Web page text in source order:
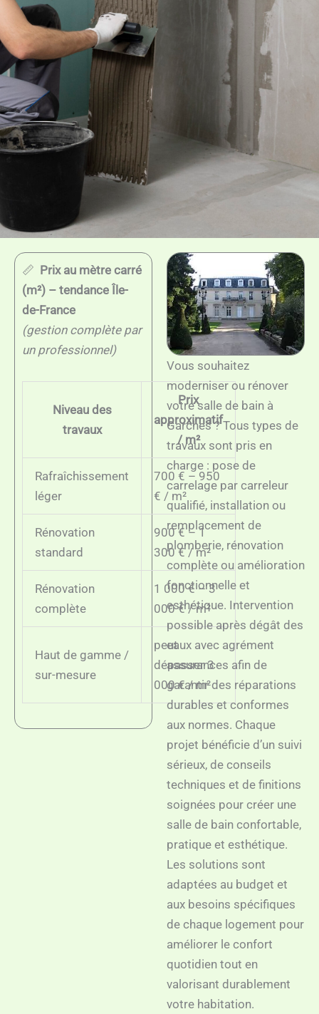
📏 Prix au mètre carré
(m²) – tendance Île-
de-France
(gestion complète par
un professionnel)
Niveau des
travaux
Prix
approximatif
/ m²
Rafraîchissement
léger
700 € – 950
€ / m²
Rénovation
standard
900 € – 1
300 € / m²
Rénovation
complète
1 000 € – 3
000 € / m²
Haut de gamme /
sur-mesure
peut
dépasser 3
000 € / m²
Vous souhaitez
moderniser ou rénover
votre salle de bain à
Garches ? Tous types de
travaux sont pris en
charge : pose de
carrelage par carreleur
qualifié, installation ou
remplacement de
plomberie, rénovation
complète ou amélioration
fonctionnelle et
esthétique. Intervention
possible après dégât des
eaux avec agrément
assurances afin de
garantir des réparations
durables et conformes
aux normes. Chaque
projet bénéficie d’un suivi
sérieux, de conseils
techniques et de finitions
soignées pour créer une
salle de bain confortable,
pratique et esthétique.
Les solutions sont
adaptées au budget et
aux besoins spécifiques
de chaque logement pour
améliorer le confort
quotidien tout en
valorisant durablement
votre habitation.